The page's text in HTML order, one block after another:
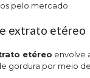
pelo mercado.
extrato etéreo
etéreo envolve
gordura por meio